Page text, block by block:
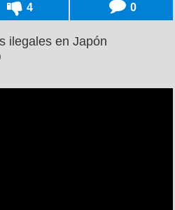
4 0
ilegales en Japón